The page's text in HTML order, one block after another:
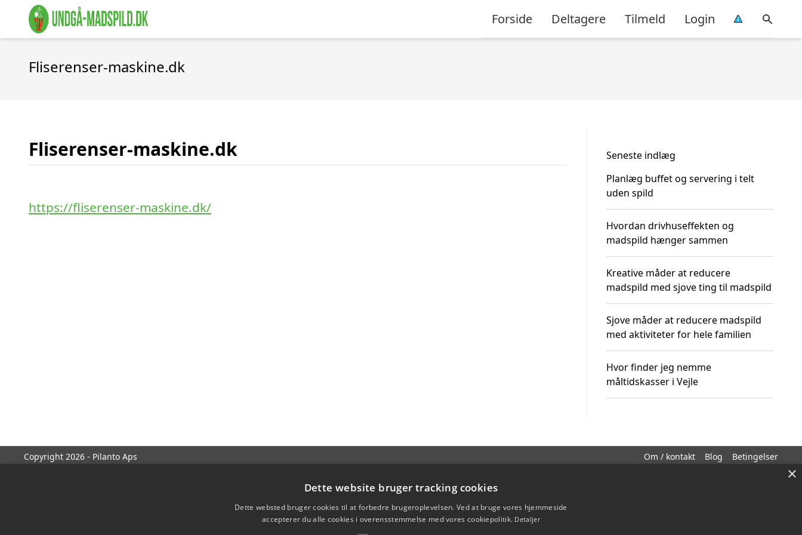
Forside Deltagere Tilmeld Login
Fliserenser-maskine.dk
Fliserenser-maskine.dk
https://fliserenser-maskine.dk/
Seneste indlæg
Planlæg buffet og servering i telt
uden spild
Hvordan drivhuseffekten og
madspild hænger sammen
Kreative måder at reducere
madspild med sjove ting til madspild
Sjove måder at reducere madspild
med aktiviteter for hele familien
Hvor finder jeg nemme
måltidskasser i Vejle
Copyright 2026 - Pilanto Aps Om / kontakt Blog Betingelser
×
Dette website bruger tracking cookies
Dette websted bruger cookies til at forbedre brugeroplevelsen. Ved at bruge vores hjemmeside
accepterer du alle cookies i overensstemmelse med vores cookiepolitik. Detaljer